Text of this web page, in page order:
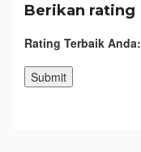
Berikan rating
Rating Terbaik Anda: